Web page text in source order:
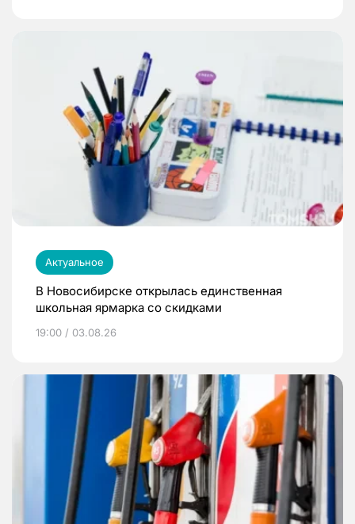
Актуальное
В Новосибирске открылась единственная
школьная ярмарка со скидками
19:00 / 03.08.26